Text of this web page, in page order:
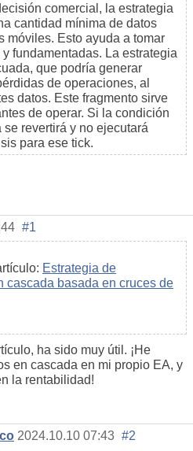
comercial, la estrategia
cantidad mínima de datos
móviles. Esto ayuda a tomar
fundamentadas. La estrategia
que podría generar
de operaciones, al
datos. Este fragmento sirve
de operar. Si la condición
revertirá y no ejecutará
para ese tick.
#1
Estrategia de
cascada basada en cruces de
ha sido muy útil. ¡He
en cascada en mi propio EA, y
la rentabilidad!
2024.10.10 07:43 #2